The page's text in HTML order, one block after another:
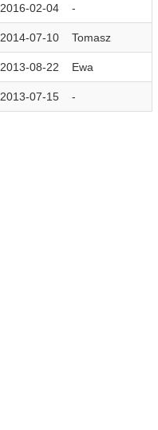
2016-02-04 -
2014-07-10 Tomasz
2013-08-22 Ewa
2013-07-15 -